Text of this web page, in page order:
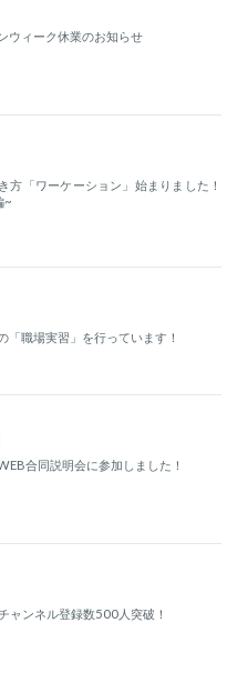
ウィーク休業のお知らせ
方「ワーケーション」始まりました！
~
「職場実習」を行っています！
合同説明会に参加しました！
ャンネル登録数500人突破！